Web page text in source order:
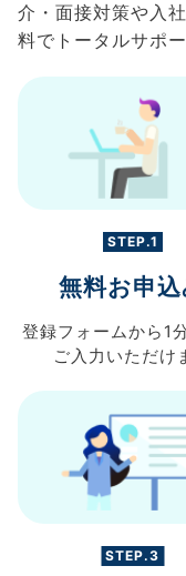
介・面接対策や入
料でトータルサポ
STEP.1
無料お申込
登録フォームから 1
ご入力 いただけ
STEP.3